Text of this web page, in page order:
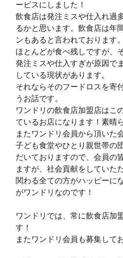
ービスにしました！
飲食店は発注ミスや仕入れ過
るかと思います。飲食店は年
ンもあると言われております。
ほとんどが食べ残しですが、
発注ミスや仕入すぎが原因で
している現状があります。
それならそのフードロスを寄
うお話です。
ワンドリの飲食店加盟店はこ
ているお店になります！素晴
またワンドリ会員から頂いた
子ども食堂やひとり親世帯の
だいておりますので、会員の
ますが、社会貢献をしていた
関わる全ての方がハッピーに
がワンドリなのです！
ワンドリでは、常に飲食店加
す！
またワンドリ会員も募集して